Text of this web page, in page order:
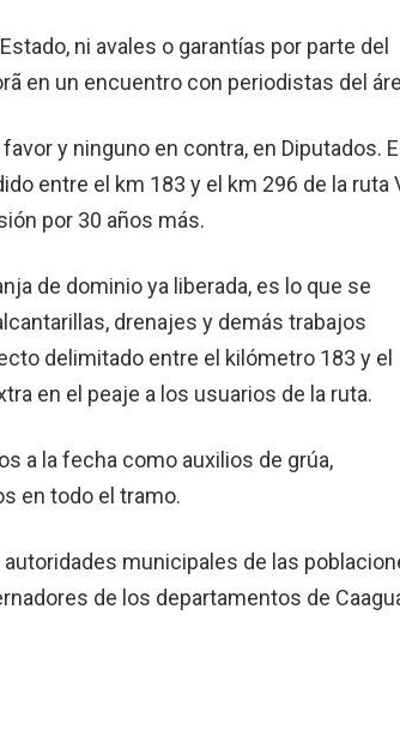
ni avales o garantías por parte del
en un encuentro con periodistas del
y ninguno en contra, en Diputados. El
entre el km 183 y el km 296 de la ruta
por 30 años más.
de dominio ya liberada, es lo que se
drenajes y demás trabajos
delimitado entre el kilómetro 183 y el
en el peaje a los usuarios de la ruta.
a la fecha como auxilios de grúa,
en todo el tramo.
municipales de las
de los departamentos de